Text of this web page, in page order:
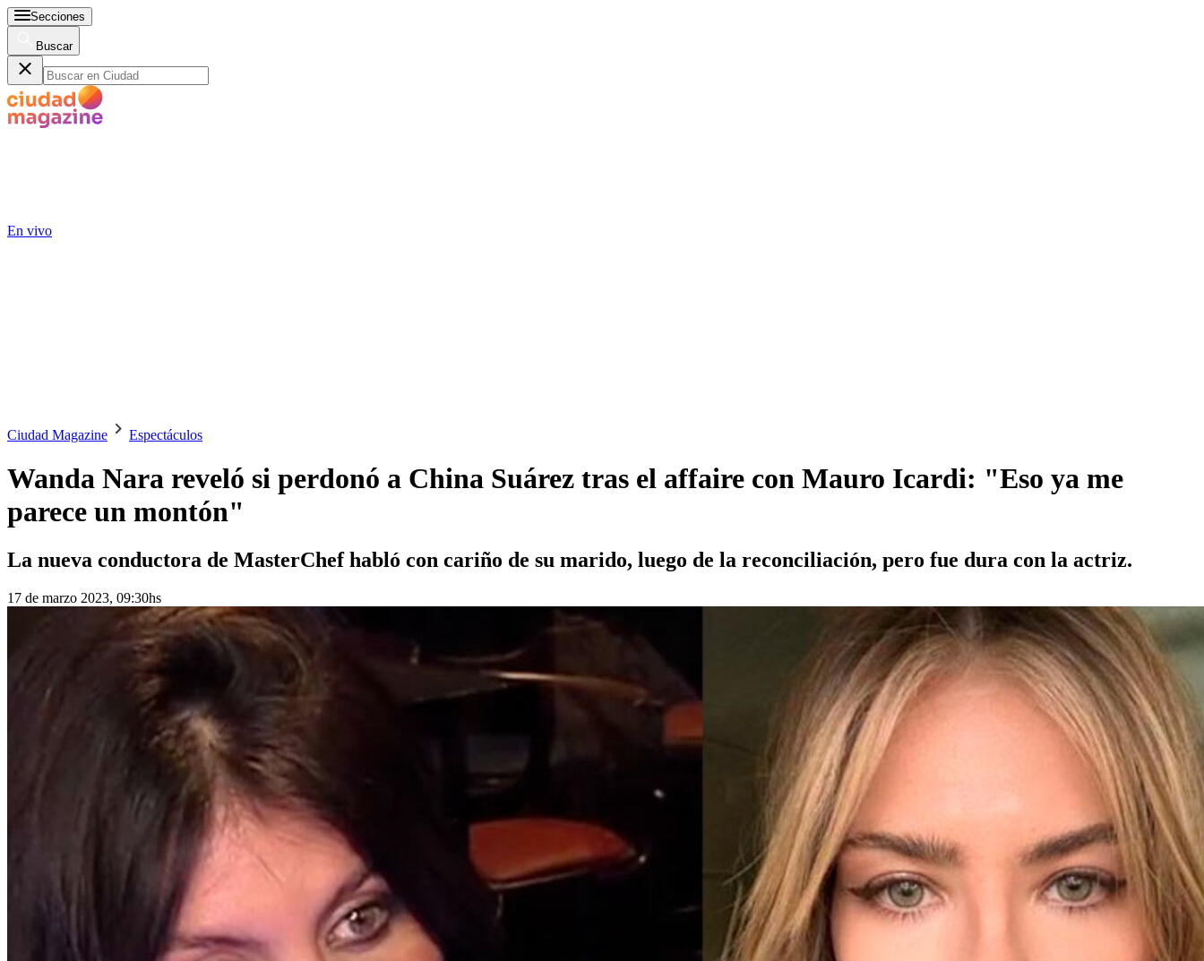
Secciones
Buscar
En vivo
Ciudad Magazine Espectáculos
Wanda Nara reveló si perdonó a China Suárez tras el affaire con Mauro Icardi: "Eso ya me
parece un montón"
La nueva conductora de MasterChef habló con cariño de su marido, luego de la reconciliación, pero fue dura con la actriz.
17 de marzo 2023, 09:30hs